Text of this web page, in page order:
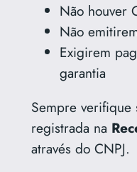
Não houver
Não
Exigirem
garantia
Sempre verifique
registrada na
através do CNPJ.